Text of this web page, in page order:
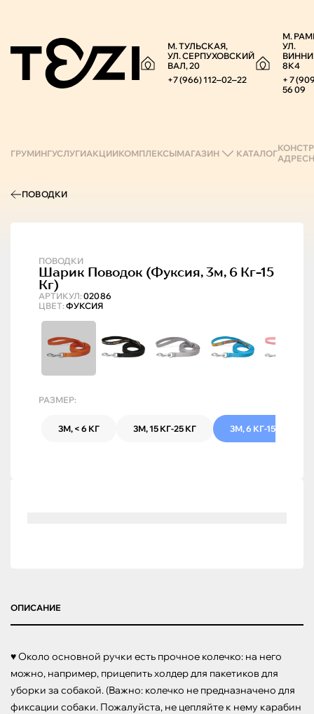
М. ТУЛЬСКАЯ,
УЛ. СЕРПУХОВСКИЙ
ВАЛ, 20
+7 (966) 112‒02‒22
М.
УЛ.
8К4
+ 7
56 09
ГРУМИНГУСЛУГИАКЦИИКОМПЛЕКСЫМАГАЗИН КАТАЛОГ
ПОВОДКИ
ПОВОДКИ
АРТИКУЛ: 02086
Шарик Поводок (фуксия, 3м, 6 Кг-15
Кг)
ЦВЕТ: ФУКСИЯ
РАЗМЕР:
3М, < 6 КГ 3М, 15 КГ-25 КГ 3М, 6 КГ-15 КГ
ОПИСАНИЕ
♥ Около основной ручки есть прочное колечко: на него
можно, например, прицепить холдер для пакетиков для
уборки за собакой. (Важно: колечко не предназначено для
фиксации собаки. Пожалуйста, не цепляйте к нему карабин